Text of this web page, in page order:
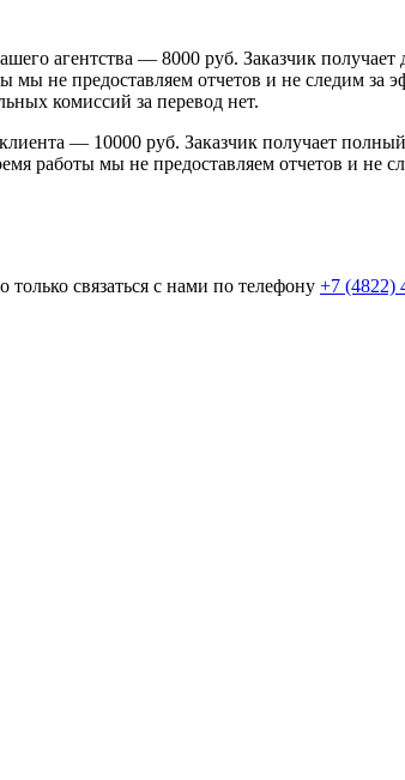
агентства — 8000 руб. Заказчик
не предоставляем отчетов и не следим за
комиссий за перевод нет.
— 10000 руб. Заказчик получает
работы мы не предоставляем отчетов и не
связаться с нами по телефону +7 (4822)